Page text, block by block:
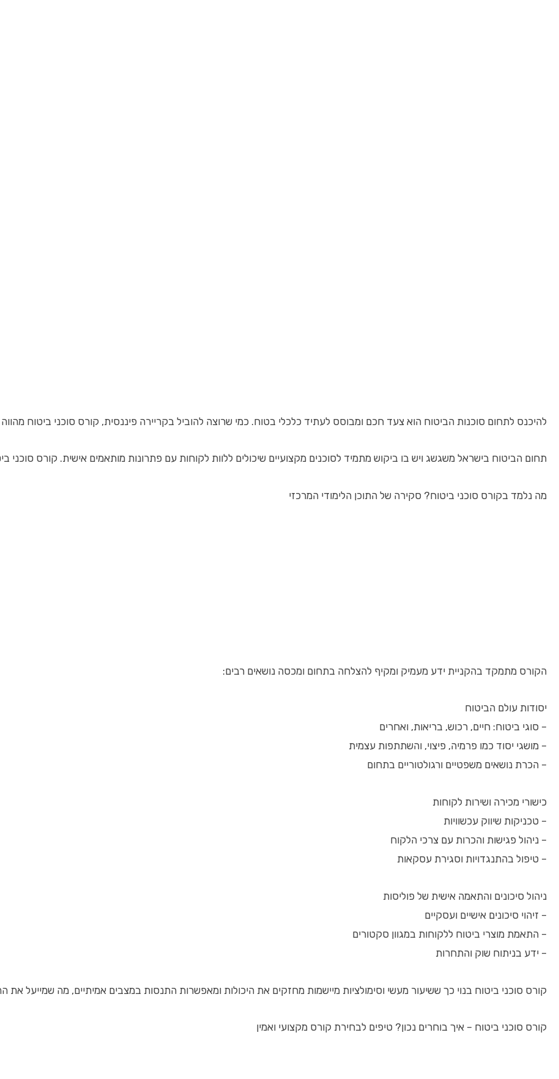
להיכנס לתחום סוכנות הביטוח הוא צעד חכם ומבוסס לעתיד כלכלי בטוח. כמי שרוצה להוביל בקריירה פיננסית, קורס סוכני ביטוח
תחום הביטוח בישראל משגשג ויש בו ביקוש מתמיד לסוכנים מקצועיים שיכולים ללוות לקוחות עם פתרונות מותאמים אישית. קורס
מה נלמד בקורס סוכני ביטוח? סקירה של התוכן הלימודי המרכזי
הקורס מתמקד בהקניית ידע מעמיק ומקיף להצלחה בתחום ומכסה נושאים רבים:
יסודות עולם הביטוח
– סוגי ביטוח: חיים, רכוש, בריאות, ואחרים
– מושגי יסוד כמו פרמיה, פיצוי, והשתתפות עצמית
– הכרת נושאים משפטיים ורגולטוריים בתחום
כישורי מכירה ושירות לקוחות
– טכניקות שיווק עכשוויות
– ניהול פגישות והכרות עם צרכי הלקוח
– טיפול בהתנגדויות וסגירת עסקאות
ניהול סיכונים והתאמה אישית של פוליסות
– זיהוי סיכונים אישיים ועסקיים
– התאמת מוצרי ביטוח ללקוחות במגוון סקטורים
– ידע בניתוח שוק והתחרות
קורס סוכני ביטוח בנוי כך ששיעור מעשי וסימולציות מיישמות מחזקים את היכולות ומאפשרות התנסות במצבים אמיתיים, מה שמייעל
קורס סוכני ביטוח – איך בוחרים נכון? טיפים לבחירת קורס מקצועי ואמין